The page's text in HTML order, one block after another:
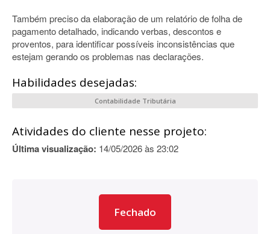
Também preciso da elaboração de um relatório de folha de
pagamento detalhado, indicando verbas, descontos e
proventos, para identificar possíveis inconsistências que
estejam gerando os problemas nas declarações.
Habilidades desejadas:
Contabilidade Tributária
Atividades do cliente nesse projeto:
Última visualização: 14/05/2026 às 23:02
Fechado